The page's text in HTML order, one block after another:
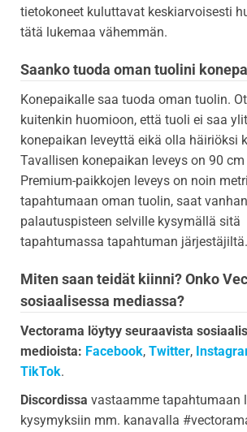
tietokoneet kuluttavat keskiarvoisesti
tätä lukemaa vähemmän.
Saanko tuoda oman tuolini
Konepaikalle saa tuoda oman tuolin.
kuitenkin huomioon, että tuoli ei saa
konepaikan leveyttä eikä olla häiriöksi
Tavallisen konepaikan leveys on 90 cm
Premium-paikkojen leveys on noin
tapahtumaan oman tuolin, saat
palautuspisteen selville kysymällä sitä
tapahtumassa tapahtuman järjestäjiltä.
Miten saan teidät kiinni? Onko
sosiaalisessa mediassa?
Vectorama löytyy seuraavista
medioista: Facebook,Twitter,
TikTok.
Discordissa vastaamme tapahtumaan
kysymyksiin mm. kanavalla